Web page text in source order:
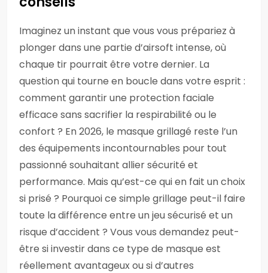
Imaginez un instant que vous vous prépariez à
plonger dans une partie d’airsoft intense, où
chaque tir pourrait être votre dernier. La
question qui tourne en boucle dans votre esprit :
comment garantir une protection faciale
efficace sans sacrifier la respirabilité ou le
confort ? En 2026, le masque grillagé reste l’un
des équipements incontournables pour tout
passionné souhaitant allier sécurité et
performance. Mais qu’est-ce qui en fait un choix
si prisé ? Pourquoi ce simple grillage peut-il faire
toute la différence entre un jeu sécurisé et un
risque d’accident ? Vous vous demandez peut-
être si investir dans ce type de masque est
réellement avantageux ou si d’autres